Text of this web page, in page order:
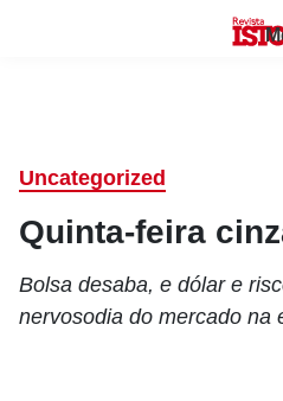
Uncategorized
Quinta-feira
Bolsa desaba, e dólar e
nervosodia do mercado na